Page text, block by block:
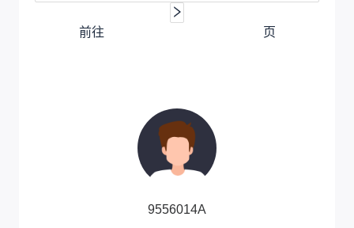
前往 页
9556014A